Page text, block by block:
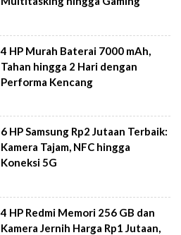
4 HP Murah Baterai 7000 mAh,
Tahan hingga 2 Hari dengan
Performa Kencang
6 HP Samsung Rp2 Jutaan Terbaik:
Kamera Tajam, NFC hingga
Koneksi 5G
4 HP Redmi Memori 256 GB dan
Kamera Jernih Harga Rp1 Jutaan,